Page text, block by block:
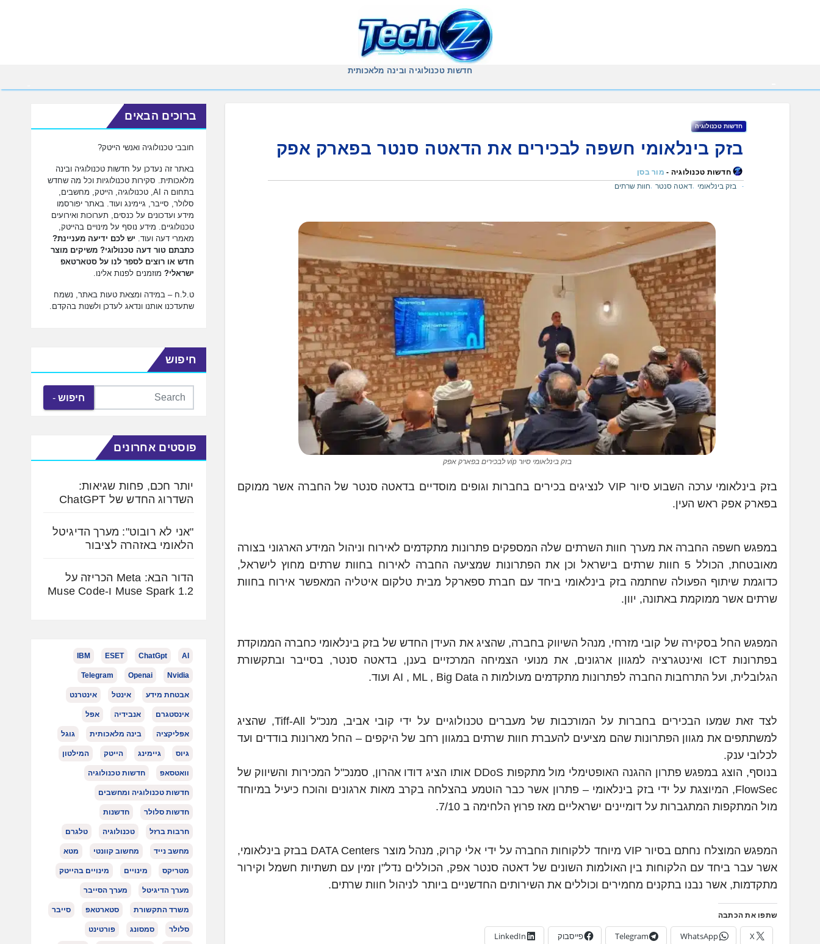
חדשות טכנולוגיה ובינה מלאכותית
חדשות טכנולוגיה
בזק בינלאומי חשפה לבכירים את הדאטה סנטר בפארק אפק
חדשות טכנולוגיה - מור בסן
בזק בינלאומי
,דאטה סנטר ,חוות שרתים
בזק בינלאומי סיור vip לבכירים בפארק אפק
בזק בינלאומי ערכה השבוע סיור VIP לנציגים בכירים בחברות וגופים מוסדיים בדאטה סנטר של החברה אשר ממוקם
בפארק אפק ראש העין.
במפגש חשפה החברה את מערך חוות השרתים שלה המספקים פתרונות מתקדמים לאירוח וניהול המידע הארגוני בצורה
מאובטחת, הכולל 5 חוות שרתים בישראל וכן את הפתרונות שמציעה החברה לאירוח בחוות שרתים מחוץ לישראל,
כדוגמת שיתוף הפעולה שחתמה בזק בינלאומי ביחד עם חברת ספארקל מבית טלקום איטליה המאפשר אירוח בחוות
שרתים אשר ממוקמת באתונה, יוון.
המפגש החל בסקירה של קובי מזרחי, מנהל השיווק בחברה, שהציג את העידן החדש של בזק בינלאומי כחברה הממוקדת
בפתרונות ICT ואינטגרציה למגוון ארגונים, את מנועי הצמיחה המרכזיים בענן, בדאטה סנטר, בסייבר ובתקשורת
הגלובלית, ועל התרחבות החברה לפתרונות מתקדמים מעולמות ה AI , ML , Big Data ועוד.
לצד זאת שמעו הבכירים בחברות על המורכבות של מעברים טכנולוגיים על ידי קובי אביב, מנכ"ל Tiff-All, שהציג
למשתתפים את מגוון הפתרונות שהם מציעים להעברת חוות שרתים במגוון רחב של היקפים – החל מארונות בודדים ועד
לכלובי ענק.
בנוסף, הוצג במפגש פתרון ההגנה האופטימלי מול מתקפות DDoS אותו הציג דודו אהרון, סמנכ"ל המכירות והשיווק של
FlowSec, המיוצגת על ידי בזק בינלאומי – פתרון אשר כבר הוטמע בהצלחה בקרב מאות ארגונים והוכח כיעיל במיוחד
מול המתקפות המתגברות על דומיינים ישראליים מאז פרוץ הלחימה ב 7/10.
המפגש המוצלח נחתם בסיור VIP מיוחד ללקוחות החברה על ידי אלי קרוק, מנהל מוצר DATA Centers בבזק בינלאומי,
אשר עבר ביחד עם הלקוחות בין האולמות השונים של דאטה סנטר אפק, הכוללים נדל"ן זמין עם תשתיות חשמל וקירור
מתקדמות, אשר נבנו בתקנים מחמירים וכוללים את השירותים החדשניים ביותר לניהול חוות שרתים.
שתפו את הכתבה
X
WhatsApp
Telegram פייסבוק LinkedIn
ברוכים הבאים
חובבי טכנולוגיה ואנשי הייטק?
באתר זה נעדכן על חדשות טכנולוגיה ובינה
מלאכותית. סקירות טכנולוגיות וכל מה שחדש
בתחום ה AI, טכנולוגיה, הייטק, מחשבים,
סלולר, סייבר, גיימינג ועוד. באתר יפורסמו
מידע ועדכונים על כנסים, תערוכות ואירועים
טכנולוגיים. מידע נוסף על מינויים בהייטק,
מאמרי דעה ועוד. יש לכם ידיעה מעניינת?
כתבתם טור דעה טכנולוגי? משיקים מוצר
חדש או רוצים לספר לנו על סטארטאפ
ישראלי? מוזמנים לפנות אלינו.
ט.ל.ח – במידה ומצאת טעות באתר, נשמח
שתעדכנו אותנו ונדאג לעדכן ולשנות בהקדם.
חיפוש
חיפוש
פוסטים אחרונים
יותר חכם, פחות שגיאות:
השדרוג החדש של ChatGPT
"אני לא רובוט": מערך הדיגיטל
הלאומי באזהרה לציבור
הדור הבא: Meta הכריזה על
Muse Spark 1.2 ו-Muse Code
AI
ChatGpt
ESET
IBM
Nvidia
Openai
Telegram
אבטחת מידע אינטל אינטרנט
אינסטגרם אנבידיה אפל
אפליקציה בינה מלאכותית גוגל
גיוס גיימינג הייטק המילטון
וואטסאפ חדשות טכנולוגיה
חדשות טכנולוגיה ומחשבים
חדשות סלולר חדשנות
חרבות ברזל טכנולוגיה טלגרם
מחשב נייד מחשוב קוונטי מטא
מטריקס מינויים מינויים בהייטק
מערך הדיגיטל מערך הסייבר
משרד התקשורת סטארטאפ סייבר
סלולר סמסונג פורטינט